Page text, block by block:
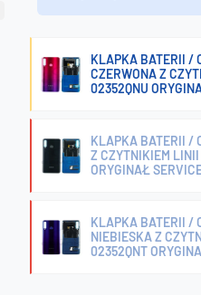
KLAPKA BATERII /
CZERWONA Z
02352QNU
KLAPKA BATERII /
Z CZYTNIKIEM
ORYGINAŁ
KLAPKA BATERII /
NIEBIESKA Z
02352QNT